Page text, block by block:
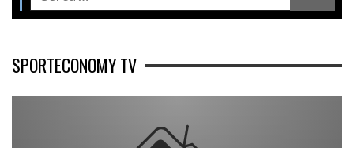
SPORTECONOMY TV